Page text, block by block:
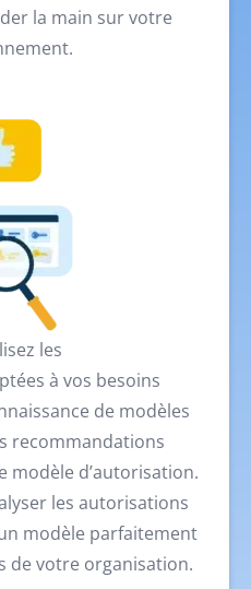
la main sur votre
les
à vos besoins
de modèles
recommandations
modèle d’autorisation.
les autorisations
modèle parfaitement
de votre organisation.